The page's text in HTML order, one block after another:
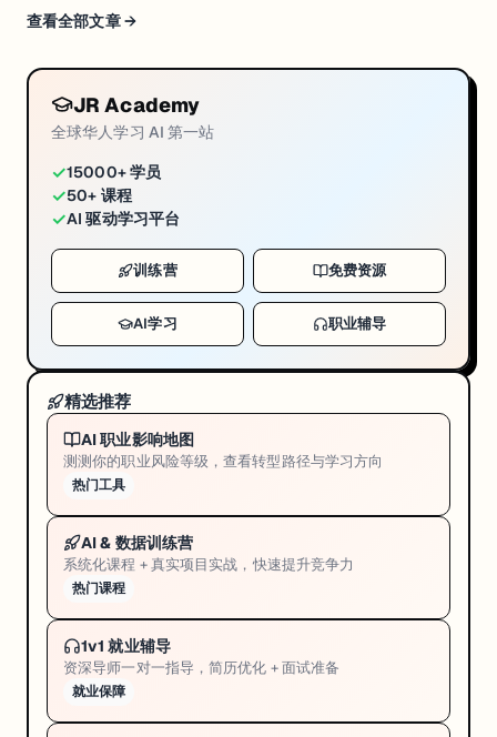
查看全部文章 →
JR Academy
全球华人学习 AI 第一站
✓15000+ 学员
✓50+ 课程
✓AI 驱动学习平台
训练营 免费资源
AI学习 职业辅导
精选推荐
AI 职业影响地图
测测你的职业风险等级，查看转型路径与学习方向
热门工具
AI & 数据训练营
系统化课程 + 真实项目实战，快速提升竞争力
热门课程
1v1 就业辅导
资深导师一对一指导，简历优化 + 面试准备
就业保障